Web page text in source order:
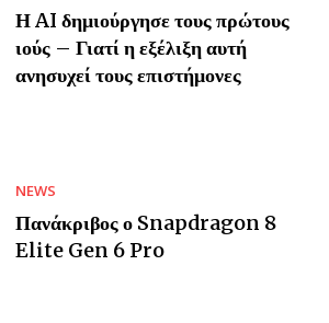
Η AI δημιούργησε τους πρώτους
ιούς – Γιατί η εξέλιξη αυτή
ανησυχεί τους επιστήμονες
NEWS
Πανάκριβος ο Snapdragon 8
Elite Gen 6 Pro